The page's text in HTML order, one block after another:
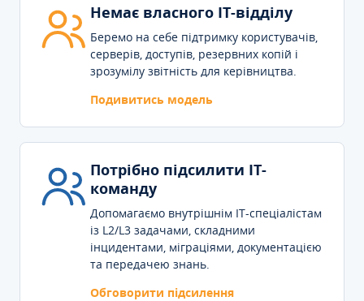
Немає власного IT-відділу
Беремо на себе підтримку користувачів,
серверів, доступів, резервних копій і
зрозумілу звітність для керівництва.
Подивитись модель
Потрібно підсилити IT-
команду
Допомагаємо внутрішнім IT-спеціалістам
із L2/L3 задачами, складними
інцидентами, міграціями, документацією
та передачею знань.
Обговорити підсилення